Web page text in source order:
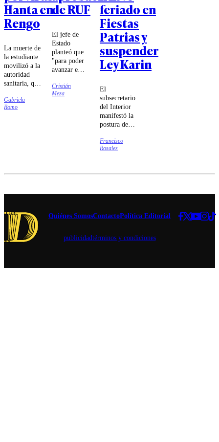
Hanta en
Rengo
La muerte de
la estudiante
movilizó a la
autoridad
sanitaria, que
diligencias
para
Gabriela
Romo
de RUF
El jefe de
Estado
planteó que
"para poder
avanzar en
barrios
críticos o
Cristián
Meza
feriado en
Fiestas
Patrias y
suspender
Ley Karin
El
subsecretario
del Interior
manifestó la
postura del
sobre la idea
de declarar
proyecto que
suspender la
Ley Karin.
Francisco
Rosales
Quiénes SomosContactoPolítica Editorial
publicidadtérminos y condiciones